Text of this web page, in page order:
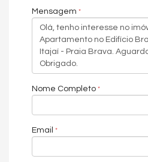
Piso Porcelanato
Infra para Ar Split
Vista Livre
Vista Mar
Acabamento em Gesso
Vista Panorâmica
Área de Serviço
Sala de Estar
Cozinha
Lavabo
Sacada Técnica
Mensagem
Nome Completo
Email